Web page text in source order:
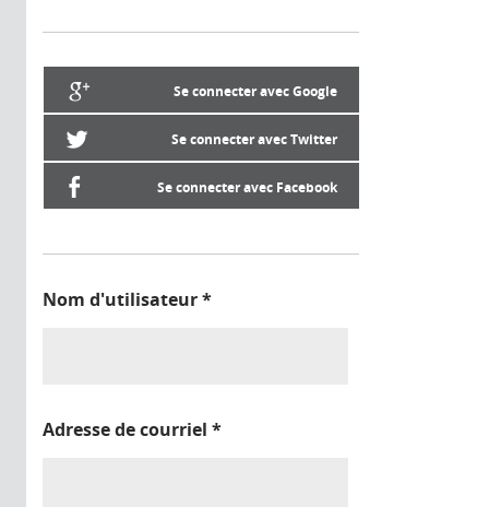
Se connecter avec Google
Se connecter avec Twitter
Se connecter avec Facebook
Nom d'utilisateur*
Adresse de courriel *